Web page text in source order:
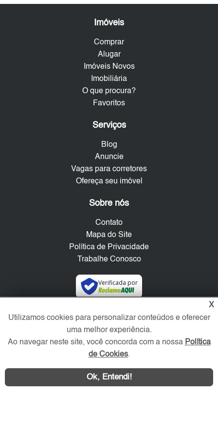
Imóveis
Comprar
Alugar
Imóveis Novos
Imobiliária
O que procura?
Favoritos
Serviços
Blog
Anuncie
Vagas para corretores
Ofereça seu imóvel
Sobre nós
Contato
Mapa do Site
Política de Privacidade
Trabalhe Conosco
Verificada por
Redes Sociais
X
Utilizamos cookies para personalizar conteúdos e oferecer
uma melhor experiência.
Ao navegar neste site, você concorda com a nossa Política
de Cookies.
Ok, Entendi!